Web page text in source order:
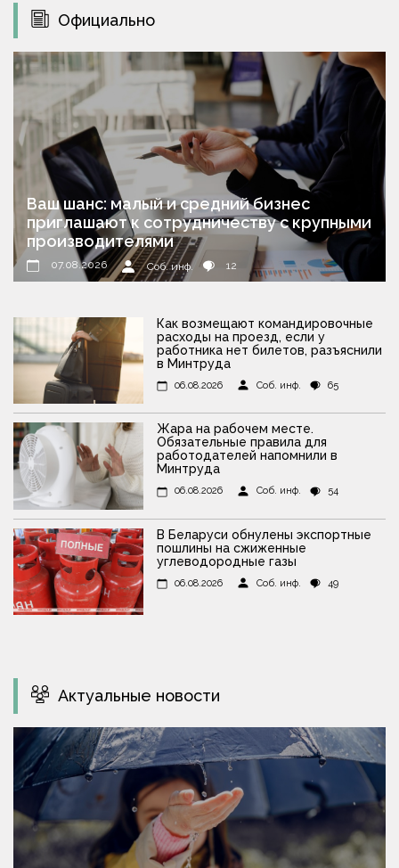
Официально
Ваш шанс: малый и средний бизнес
приглашают к сотрудничеству с крупными
производителями
07.08.2026 Соб. инф. 12
Как возмещают командировочные
расходы на проезд, если у
работника нет билетов, разъяснили
в Минтруда
06.08.2026 Соб. инф. 65
Жара на рабочем месте.
Обязательные правила для
работодателей напомнили в
Минтруда
06.08.2026 Соб. инф. 54
В Беларуси обнулены экспортные
пошлины на сжиженные
углеводородные газы
06.08.2026 Соб. инф. 49
Актуальные новости